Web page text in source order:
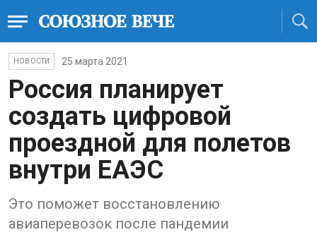
НОВОСТИ 25 марта 2021
Россия планирует
создать цифровой
проездной для полетов
внутри ЕАЭС
Это поможет восстановлению
авиаперевозок после пандемии